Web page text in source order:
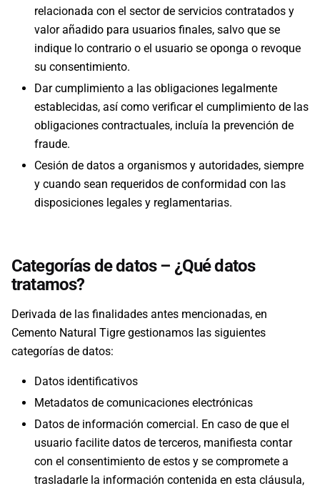
relacionada con el sector de servicios contratados y
valor añadido para usuarios finales, salvo que se
indique lo contrario o el usuario se oponga o revoque
su consentimiento.
Dar cumplimiento a las obligaciones legalmente
establecidas, así como verificar el cumplimiento de las
obligaciones contractuales, incluía la prevención de
fraude.
Cesión de datos a organismos y autoridades, siempre
y cuando sean requeridos de conformidad con las
disposiciones legales y reglamentarias.
Categorías de datos – ¿Qué datos
tratamos?
Derivada de las finalidades antes mencionadas, en
Cemento Natural Tigre gestionamos las siguientes
categorías de datos:
Datos identificativos
Metadatos de comunicaciones electrónicas
Datos de información comercial. En caso de que el
usuario facilite datos de terceros, manifiesta contar
con el consentimiento de estos y se compromete a
trasladarle la información contenida en esta cláusula,